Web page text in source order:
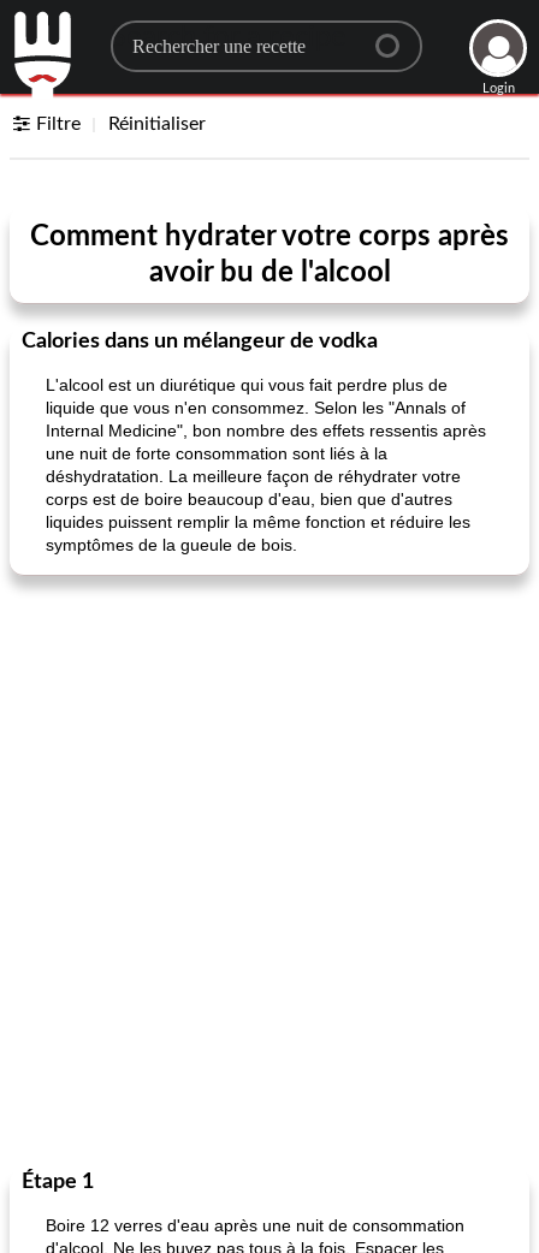
Search for a recipe
Login
Filtre Réinitialiser
Comment hydrater votre corps après
avoir bu de l'alcool
Calories dans un mélangeur de vodka
L'alcool est un diurétique qui vous fait perdre plus de
liquide que vous n'en consommez. Selon les "Annals of
Internal Medicine", bon nombre des effets ressentis après
une nuit de forte consommation sont liés à la
déshydratation. La meilleure façon de réhydrater votre
corps est de boire beaucoup d'eau, bien que d'autres
liquides puissent remplir la même fonction et réduire les
symptômes de la gueule de bois.
Étape 1
Boire 12 verres d'eau après une nuit de consommation
d'alcool. Ne les buvez pas tous à la fois. Espacer les